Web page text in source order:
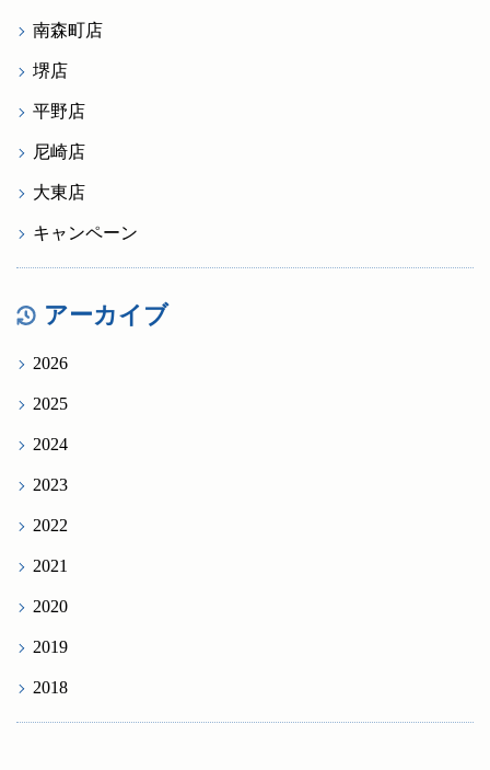
南森町店
堺店
平野店
尼崎店
大東店
キャンペーン
アーカイブ
2026
2025
2024
2023
2022
2021
2020
2019
2018